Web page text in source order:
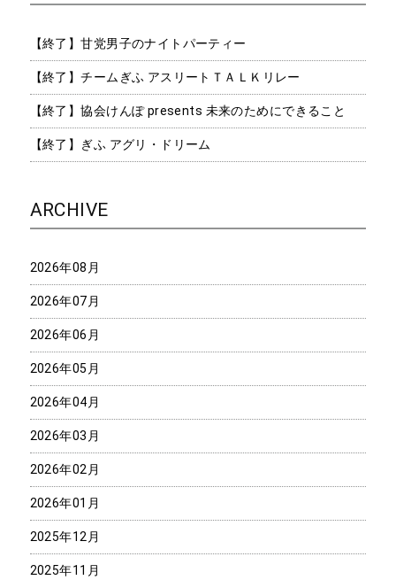
【終了】甘党男子のナイトパーティー
【終了】チームぎふ アスリートＴＡＬＫリレー
【終了】協会けんぽ presents 未来のためにできること
【終了】ぎふ アグリ・ドリーム
ARCHIVE
2026年08月
2026年07月
2026年06月
2026年05月
2026年04月
2026年03月
2026年02月
2026年01月
2025年12月
2025年11月